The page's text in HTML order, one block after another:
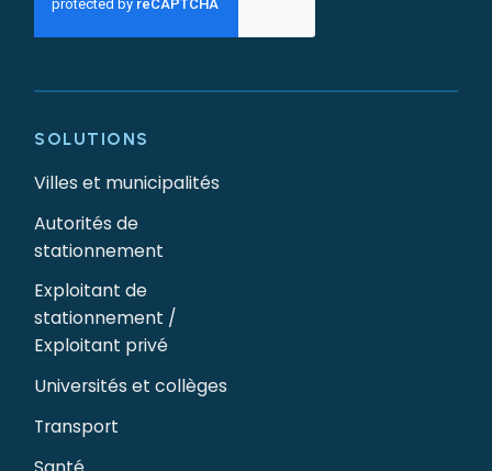
SOLUTIONS
Villes et municipalités
Autorités de
stationnement
Exploitant de
stationnement /
Exploitant privé
Universités et collèges
Transport